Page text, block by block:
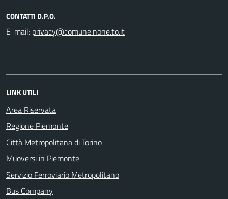
CONTATTI D.P.O.
E-mail:
LINK UTILI
Area Riservata
Regione Piemonte
Città Metropolitana di Torino
Muoversi in Piemonte
Servizio Ferroviario Metropolitano
Bus Company